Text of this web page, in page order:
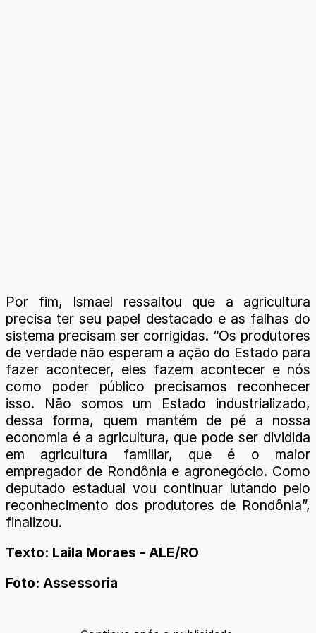
Por fim, Ismael ressaltou que a agricultura
precisa ter seu papel destacado e as falhas do
sistema precisam ser corrigidas. “Os produtores
de verdade não esperam a ação do Estado para
fazer acontecer, eles fazem acontecer e nós
como poder público precisamos reconhecer
isso. Não somos um Estado industrializado,
dessa forma, quem mantém de pé a nossa
economia é a agricultura, que pode ser dividida
em agricultura familiar, que é o maior
empregador de Rondônia e agronegócio. Como
deputado estadual vou continuar lutando pelo
reconhecimento dos produtores de Rondônia”,
finalizou.
Texto: Laila Moraes - ALE/RO
Foto: Assessoria